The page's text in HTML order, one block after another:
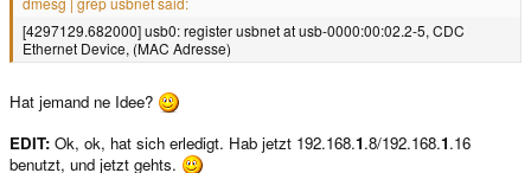
[4297129.682000] usb0: register usbnet at usb-0000:00:02.2-5, CDC
Ethernet Device, (MAC Adresse)
Hat jemand ne Idee?
EDIT: Ok, ok, hat sich erledigt. Hab jetzt 192.168.1.8/192.168.1.16
benutzt, und jetzt gehts.